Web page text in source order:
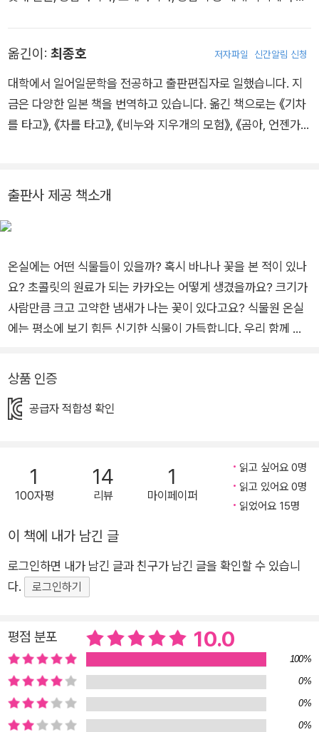
본상, 《정글》로 아동복지문화상과 일본과학서적상, 《진도7의 지
진》으로 산케이아동출판문화상, 《마을 근처 산림 100년 도감》으
로 소학관아동출판문화상을 받았습니다. 그린 책으로는 《땅속 생
물 이야기》, 《바닷속 생물 이야기》, 《자연도감》, 《모험도감》, 《공
옮긴이: 최종호 저자파일 신간알림 신청
대학에서 일어일문학을 전공하고 출판편집자로 일했습니다. 지
금은 다양한 일본 책을 번역하고 있습니다. 옮긴 책으로는 《기차
를 타고》, 《차를 타고》, 《비누와 지우개의 모험》, 《곰아, 언젠가
출판사 제공 책소개
온실에는 어떤 식물들이 있을까? 혹시 바나나 꽃을 본 적이 있나
요? 초콜릿의 원료가 되는 카카오는 어떻게 생겼을까요? 크기가
사람만큼 크고 고약한 냄새가 나는 꽃이 있다고요? 식물원 온실
에는 평소에 보기 힘든 신기한 식물이 가득합니다. 우리 함께 식
러 가는 날. 할아버지 할머니와 함께 온실에 들어서자 식물원 선
만나 볼 거예요. 바나나, 망고처럼 익숙한 과일이 자라는 나무들
다음은 고약한 냄새로 유명한 아모르포팔루스 티타눔 꽃을 구경
해요. 10년에 한 번밖에 피지 않는 귀한 꽃은 엄청난 크기만큼 냄
새도 지독합니다. “우아, 정말 신기해요!” 곤충을 잡아먹는 벌레
잡이통풀, 잎이 박쥐처럼 생긴 박쥐란 등 색다른 모습의 식물에
땅에서 자라는 선인장을 관찰하며, 기후에 따라 저마다 독특한 특
징을 지닌 식물들에 놀라움과 경이로움을 느낍니다. 자연 관찰 그
하기》는 자연 관찰 그림책의 대가 마쓰오카 다쓰히데의 새 그림
책입니다. 자연의 모습을 사실적으로 묘사하면서도 기발한 상상
으로 재미 또한 놓치지 않는 그는, 자연에 대한 변치 않는 사랑으
로 아이들에게 놀라운 자연 세계를 소개합니다. 아기자기하게 꾸
며진 식물원 온실에는 볼거리가 가득합니다. 작가는 실제 식물원
상품 인증
공급자 적합성 확인
1
100자평
14
리뷰
1
마이페이퍼
읽고 싶어요 0명
읽고 있어요 0명
읽었어요 15명
이 책에 내가 남긴 글
로그인하면 내가 남긴 글과 친구가 남긴 글을 확인할 수 있습니
다.
로그인하기
평점 분포 10.0
100%
0%
0%
0%